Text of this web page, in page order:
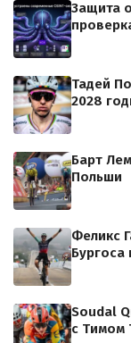
Защита
Тадей
2028
Барт
Польши
Феликс
Бургоса
Soudal
с Тимом